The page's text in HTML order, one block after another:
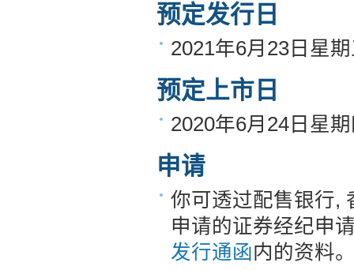
预定发行日
2021年6月23日星
预定上市日
2020年6月24日星
申请
你可透过配售银行,
申请的证券经纪申
发行通函内的资料